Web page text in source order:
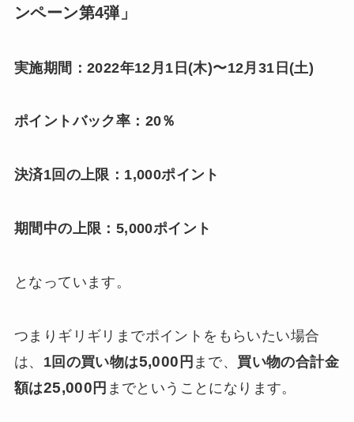
ンペーン第4弾」
実施期間：2022年12月1日(木)〜12月31日(土)
ポイントバック率：20％
決済1回の上限：1,000ポイント
期間中の上限：5,000ポイント
となっています。
つまりギリギリまでポイントをもらいたい場合
は、 1回の買い物は5,000 円 まで、 買い物の合計金
額は25,000 円 までということになります。